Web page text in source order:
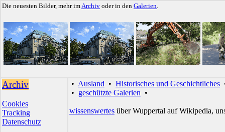
Die neuesten Bilder, mehr imArchiv oder in den Galerien.
Archiv
Cookies
Tracking
Datenschutz
• Ausland • Historisches und Geschichtliches
• geschützte Galerien •
wissenswertes über Wuppertal auf Wikipedia,